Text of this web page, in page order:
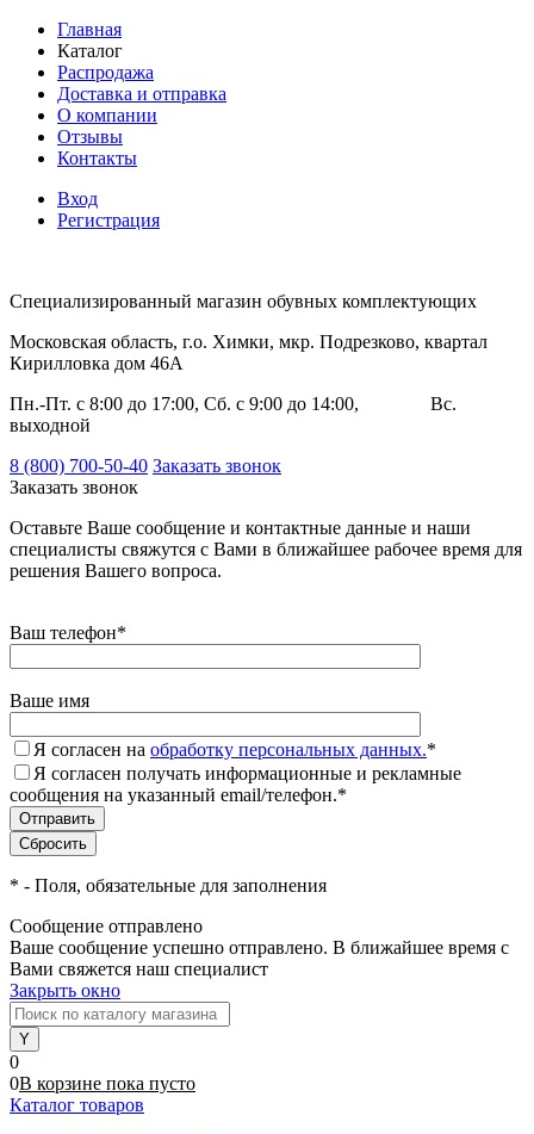
Главная
Каталог
Распродажа
Доставка и отправка
О компании
Отзывы
Контакты
Вход
Регистрация
Специализированный магазин обувных комплектующих
Московская область, г.о. Химки, мкр. Подрезково, квартал
Кирилловка дом 46А
Пн.-Пт. с 8:00 до 17:00, Сб. с 9:00 до 14:00, Вс.
выходной
8 (800) 700-50-40 Заказать звонок
Заказать звонок
Оставьте Ваше сообщение и контактные данные и наши
специалисты свяжутся с Вами в ближайшее рабочее время для
решения Вашего вопроса.
Ваш телефон*
Ваше имя
Я согласен на обработку персональных данных.*
Я согласен получать информационные и рекламные
сообщения на указанный email/телефон.*
* - Поля, обязательные для заполнения
Сообщение отправлено
Ваше сообщение успешно отправлено. В ближайшее время с
Вами свяжется наш специалист
Закрыть окно
0
0В корзине пока пусто
Каталог товаров